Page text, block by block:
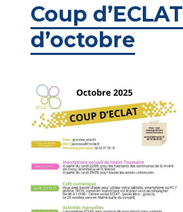
Coup d’ECLAT
d’octobre